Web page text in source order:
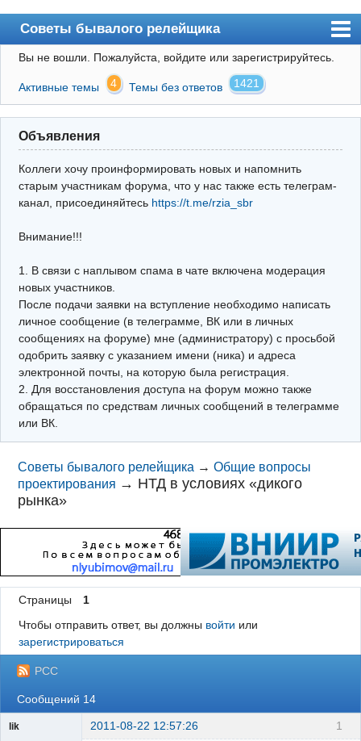
Советы бывалого релейщика
Форум
Правила
Поиск
Регистрация
Архив
Почта
Поиск релейщика
Видео РЗиА
Фотохостинг
Телеграм
Вы не вошли. Пожалуйста, войдите или зарегистрируйтесь.
Активные темы 4 Темы без ответов 1421
Объявления
Коллеги хочу проинформировать новых и напомнить
старым участникам форума, что у нас также есть телеграм-
канал, присоединяйтесь https://t.me/rzia_sbr
Внимание!!!
1. В связи с наплывом спама в чате включена модерация
новых участников.
После подачи заявки на вступление необходимо написать
личное сообщение (в телеграмме, ВК или в личных
сообщениях на форуме) мне (администратору) с просьбой
одобрить заявку с указанием имени (ника) и адреса
электронной почты, на которую была регистрация.
2. Для восстановления доступа на форум можно также
обращаться по средствам личных сообщений в телеграмме
или ВК.
Советы бывалого релейщика →Общие вопросы
проектирования → НТД в условиях «дикого
рынка»
Страницы
1
Чтобы отправить ответ, вы должны войти или
зарегистрироваться
РСС
Сообщений 14
1
lik 2011-08-22 12:57:26